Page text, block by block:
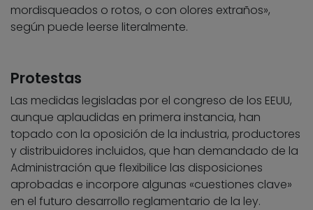
mordisqueados o rotos, o con olores extraños»,
según puede leerse literalmente.
Protestas
Las medidas legisladas por el congreso de los EEUU,
aunque aplaudidas en primera instancia, han
topado con la oposición de la industria, productores
y distribuidores incluidos, que han demandado de la
Administración que flexibilice las disposiciones
aprobadas e incorpore algunas «cuestiones clave»
en el futuro desarrollo reglamentario de la ley.